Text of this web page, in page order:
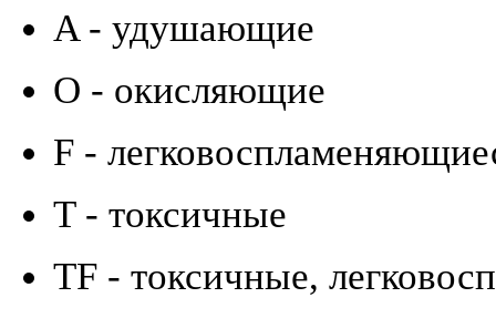
A - удушающие
O - окисляющие
F -
T - токсичные
TF - токсичные,